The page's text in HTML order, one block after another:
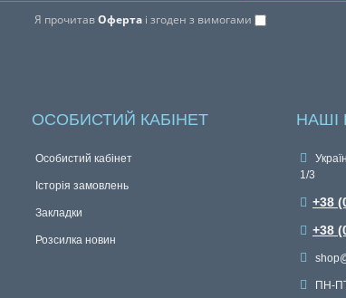
Я прочитавОфертаі згоден з вимогами
ОСОБИСТИЙ КАБІНЕТ
Особистий кабінет
Історія замовлень
Закладки
Розсилка новин
НАШІ
1/3
+38
+38
ПН-